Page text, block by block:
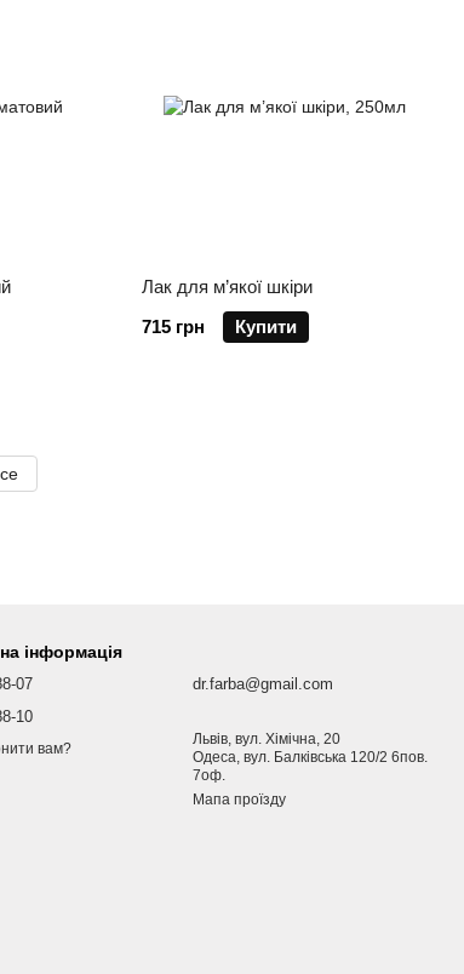
Лак для м’якої шкіри
715 грн
Купити
інформація
07
10
вам?
dr.farba@gmail.com
Львів, вул. Хімічна, 20
Одеса, вул. Балківська 120/2 6пов.
7оф.
Мапа проїзду